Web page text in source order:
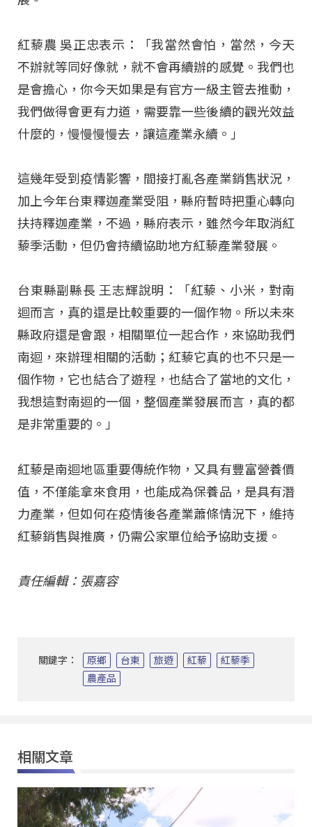
紅藜農 吳正忠表示：「我當然會怕，當然，今天
不辦就等同好像就，就不會再續辦的感覺。我們也
是會擔心，你今天如果是有官方一級主管去推動，
我們做得會更有力道，需要靠一些後續的觀光效益
什麼的，慢慢慢慢去，讓這產業永續。」
這幾年受到疫情影響，間接打亂各產業銷售狀況，
加上今年台東釋迦產業受阻，縣府暫時把重心轉向
扶持釋迦產業，不過，縣府表示，雖然今年取消紅
藜季活動，但仍會持續協助地方紅藜產業發展。
台東縣副縣長 王志輝說明：「紅藜、小米，對南
迴而言，真的還是比較重要的一個作物。所以未來
縣政府還是會跟，相關單位一起合作，來協助我們
南迴，來辦理相關的活動；紅藜它真的也不只是一
個作物，它也結合了遊程，也結合了當地的文化，
我想這對南迴的一個，整個產業發展而言，真的都
是非常重要的。」
紅藜是南迴地區重要傳統作物，又具有豐富營養價
值，不僅能拿來食用，也能成為保養品，是具有潛
力產業，但如何在疫情後各產業蕭條情況下，維持
紅藜銷售與推廣，仍需公家單位給予協助支援。
責任編輯：張嘉容
關鍵字： 原鄉 台東 旅遊 紅藜
紅藜季
農產品
相關文章